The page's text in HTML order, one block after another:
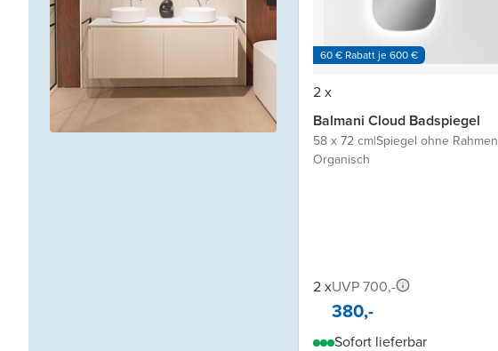
60 € Rabatt je 600 €
2 x
Balmani Cloud Badspiegel
58 x 72 cm|Spiegel ohne Rahmen
Organisch
2 xUVP 700,-
380,-
Sofort lieferbar